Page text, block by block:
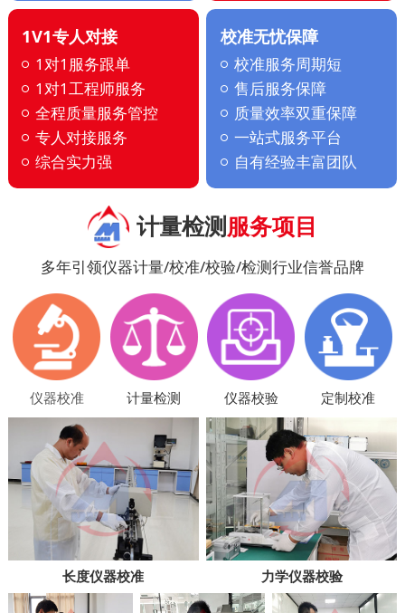
1V1专人对接
1对1服务跟单
1对1工程师服务
全程质量服务管控
专人对接服务
综合实力强
校准无忧保障
校准服务周期短
售后服务保障
质量效率双重保障
一站式服务平台
自有经验丰富团队
计量检测服务项目
多年引领仪器计量/校准/校验/检测行业信誉品牌
仪器校准 计量检测 仪器校验 定制校准
长度仪器校准 力学仪器校验